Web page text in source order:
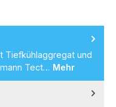
Tiefkühlaggregat und
Tect… Mehr